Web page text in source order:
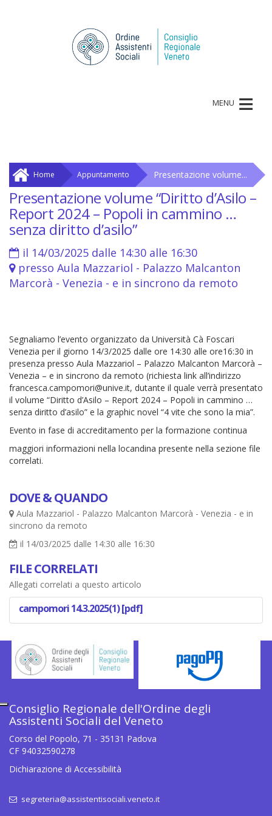
MENU ≡
Home Appuntamento Presentazione volume...
Presentazione volume “Diritto d’Asilo –
Report 2024 – Popoli in cammino …
senza diritto d’asilo”
il 14/03/2025 dalle 14:30 alle 16:30
presso Aula Mazzariol - Palazzo Malcanton
Marcorà - Venezia - e in sincrono da remoto
Segnaliamo l’evento organizzato da Università Cà Foscari
Venezia per il giorno 14/3/2025 dalle ore 14:30 alle ore16:30 in
presenza presso Aula Mazzariol – Palazzo Malcanton Marcorà –
Venezia – e in sincrono da remoto (richiesta link all’indirizzo
francesca.campomori@unive.it, dutante il quale verrà presentato
il volume “Diritto d’Asilo – Report 2024 – Popoli in cammino …
senza diritto d’asilo” e la graphic novel “4 vite che sono la mia”.
Evento in fase di accreditamento per la formazione continua
maggiori informazioni nella locandina presente nella sezione file
correlati.
DOVE & QUANDO
Aula Mazzariol - Palazzo Malcanton Marcorà - Venezia - e in
sincrono da remoto
il 14/03/2025 dalle 14:30 alle 16:30
FILE CORRELATI
Allegati correlati a questo articolo
campomori 14.3.2025(1) [pdf]
Consiglio Regionale dell'Ordine degli
Assistenti Sociali del Veneto
Corso del Popolo, 71 - 35131 Padova
CF 94032590278
Dichiarazione di Accessibilità
segreteria@assistentisociali.veneto.it